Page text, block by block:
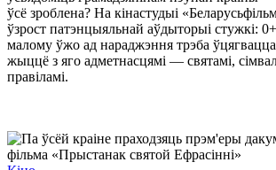
ўсё зроблена? На кінастудыі
ўзрост патэнцыяльнай аўдыторыі стужкі:
малому ўжо ад нараджэння трэба
жыццё з яго адметнасцямі — святамі,
правіламі.